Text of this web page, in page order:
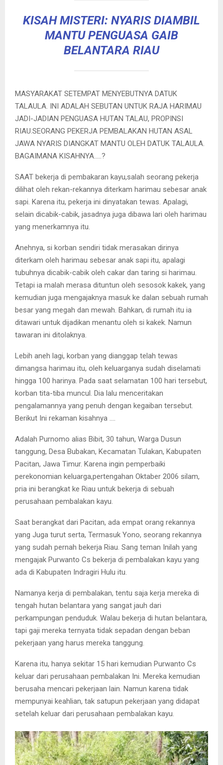
KISAH MISTERI: NYARIS DIAMBIL
MANTU PENGUASA GAIB
BELANTARA RIAU
MASYARAKAT SETEMPAT MENYEBUTNYA DATUK
TALAULA. INI ADALAH SEBUTAN UNTUK RAJA HARIMAU
JADI-JADIAN PENGUASA HUTAN TALAU, PROPINSI
RIAU.SEORANG PEKERJA PEMBALAKAN HUTAN ASAL
JAWA NYARIS DIANGKAT MANTU OLEH DATUK TALAULA.
BAGAIMANA KISAHNYA…..?
SAAT bekerja di pembakaran kayu,salah seorang pekerja
dilihat oleh rekan-rekannya diterkam harimau sebesar anak
sapi. Karena itu, pekerja ini dinyatakan tewas. Apalagi,
selain dicabik-cabik, jasadnya juga dibawa lari oleh harimau
yang menerkamnya itu.
Anehnya, si korban sendiri tidak merasakan dirinya
diterkam oleh harimau sebesar anak sapi itu, apalagi
tubuhnya dicabik-cabik oleh cakar dan taring si harimau.
Tetapi ia malah merasa dituntun oleh sesosok kakek, yang
kemudian juga mengajaknya masuk ke dalan sebuah rumah
besar yang megah dan mewah. Bahkan, di rumah itu ia
ditawari untuk dijadikan menantu oleh si kakek. Namun
tawaran ini ditolaknya.
Lebih aneh lagi, korban yang dianggap telah tewas
dimangsa harimau itu, oleh keluarganya sudah diselamati
hingga 100 harinya. Pada saat selamatan 100 hari tersebut,
korban tita-tiba muncul. Dia lalu menceritakan
pengalamannya yang penuh dengan kegaiban tersebut.
Berikut Ini rekaman kisahnya ….
Adalah Purnomo alias Bibit, 30 tahun, Warga Dusun
tanggung, Desa Bubakan, Kecamatan Tulakan, Kabupaten
Pacitan, Jawa Timur. Karena ingin pemperbaiki
perekonomian keluarga,pertengahan Oktaber 2006 silam,
pria ini berangkat ke Riau untuk bekerja di sebuah
perusahaan pembalakan kayu.
Saat berangkat dari Pacitan, ada empat orang rekannya
yang Juga turut serta, Termasuk Yono, seorang rekannya
yang sudah pernah bekerja Riau. Sang teman Inilah yang
mengajak Purwanto Cs bekerja di pembalakan kayu yang
ada di Kabupaten Indragiri Hulu itu.
Namanya kerja di pembalakan, tentu saja kerja mereka di
tengah hutan belantara yang sangat jauh dari
perkampungan penduduk. Walau bekerja di hutan belantara,
tapi gaji mereka ternyata tidak sepadan dengan beban
pekerjaan yang harus mereka tanggung.
Karena itu, hanya sekitar 15 hari kemudian Purwanto Cs
keluar dari perusahaan pembalakan Ini. Mereka kemudian
berusaha mencari pekerjaan lain. Namun karena tidak
mempunyai keahlian, tak satupun pekerjaan yang didapat
setelah keluar dari perusahaan pembalakan kayu.